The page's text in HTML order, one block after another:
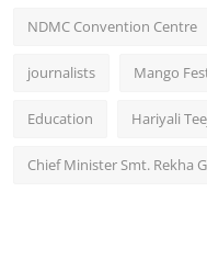
NDMC Convention Centre
journalists Mango
Education Hariyali
Chief Minister Smt. Rekha